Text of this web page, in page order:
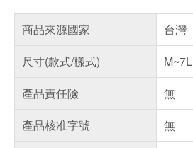
商品來源國家
台灣
尺寸(款式/樣式)
M~7L
產品責任險
無
產品核准字號
無